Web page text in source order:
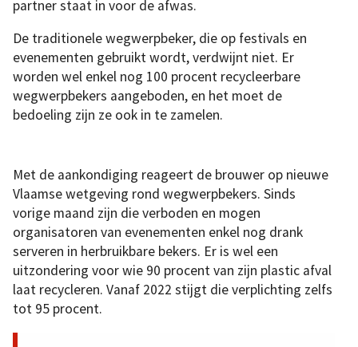
partner staat in voor de afwas.
De traditionele wegwerpbeker, die op festivals en
evenementen gebruikt wordt, verdwijnt niet. Er
worden wel enkel nog 100 procent recycleerbare
wegwerpbekers aangeboden, en het moet de
bedoeling zijn ze ook in te zamelen.
Met de aankondiging reageert de brouwer op nieuwe
Vlaamse wetgeving rond wegwerpbekers. Sinds
vorige maand zijn die verboden en mogen
organisatoren van evenementen enkel nog drank
serveren in herbruikbare bekers. Er is wel een
uitzondering voor wie 90 procent van zijn plastic afval
laat recycleren. Vanaf 2022 stijgt die verplichting zelfs
tot 95 procent.